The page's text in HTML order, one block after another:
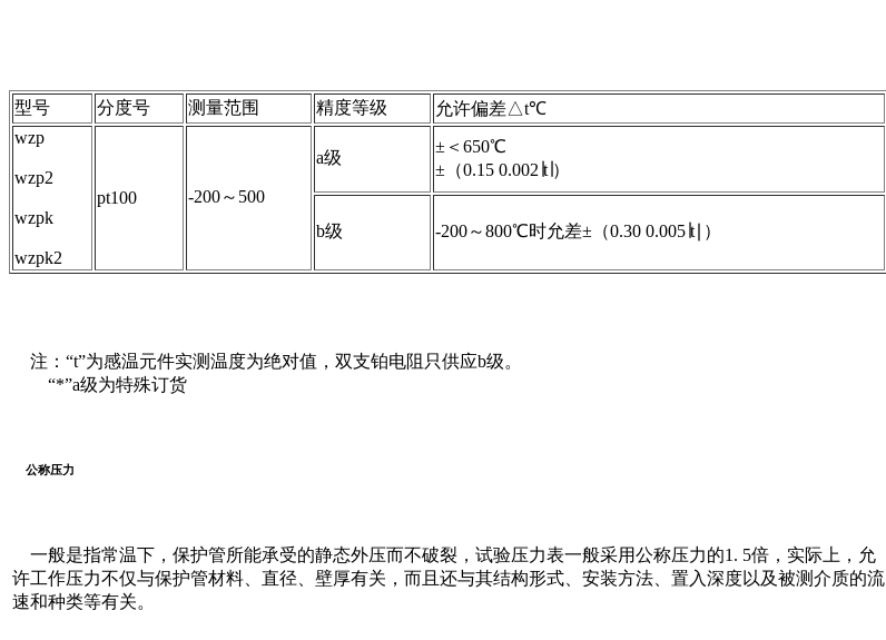
型号 分度号 测量范围 精度等级
允许偏差△t℃
wzp
wzp2
wzpk
wzpk2
pt100 -200～500
a级
±＜650℃
±（0.15 0.002∣t∣）
b级 -200～800℃时允差±（0.30 0.005∣t∣）
注：“t”为感温元件实测温度为绝对值，双支铂电阻只供应b级。
“*”a级为特殊订货
公称压力
一般是指常温下，保护管所能承受的静态外压而不破裂，试验压力表一般采用公称压力的1. 5倍，实际上，允
许工作压力不仅与保护管材料、直径、壁厚有关，而且还与其结构形式、安装方法、置入深度以及被测介质的流
速和种类等有关。